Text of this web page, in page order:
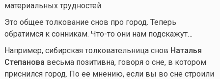
материальных трудностей.
Это общее толкование снов про город. Теперь
обратимся к сонникам. Что-то они нам подскажут…
Например, сибирская толковательница снов Наталья
Степанова весьма позитивна, говоря о сне, в котором
приснился город. По её мнению, если вы во сне строили